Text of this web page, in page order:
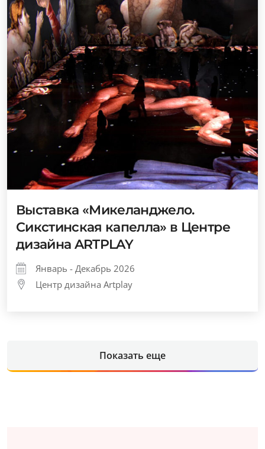
Выставка «Микеланджело.
Сикстинская капелла» в Центре
дизайна ARTPLAY
Январь - Декабрь 2026
Центр дизайна Artplay
Показать еще